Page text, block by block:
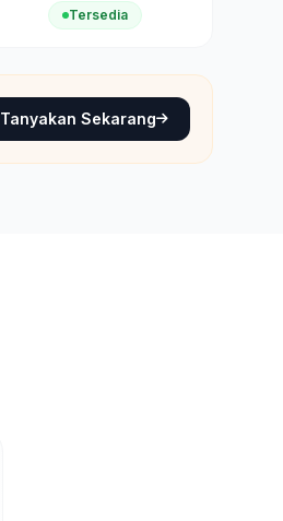
Tersedia
Tanyakan Sekarang